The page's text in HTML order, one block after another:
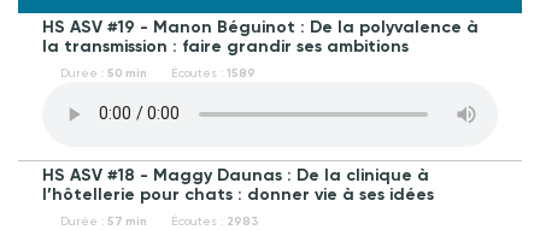
HS ASV #19 - Manon Béguinot : De la polyvalence à
la transmission : faire grandir ses ambitions
Durée : 50 min Écoutes : 1589
HS ASV #18 - Maggy Daunas : De la clinique à
l’hôtellerie pour chats : donner vie à ses idées
Durée : 57 min Écoutes : 2983